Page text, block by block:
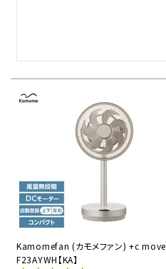
Kamomefan (カモメファン) +c
F23AYWH【KA】